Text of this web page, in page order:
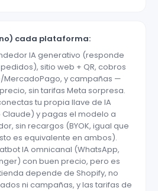
cada plataforma:
IA generativo (responde
sitio web + QR, cobros
MercadoPago, y campañas —
sin tarifas Meta sorpresa.
tu propia llave de IA
Claude) y pagas el modelo a
sin recargos (BYOK, igual que
es equivalente en ambos).
IA omnicanal (WhatsApp,
con buen precio, pero es
depende de Shopify, no
ni campañas, y las tarifas de